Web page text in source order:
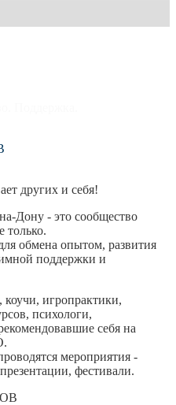
других и себя!
Дону - это сообщество
только.
обмена опытом, развития
поддержки и
игропрактики,
психологи,
себя на
мероприятия -
фестивали.